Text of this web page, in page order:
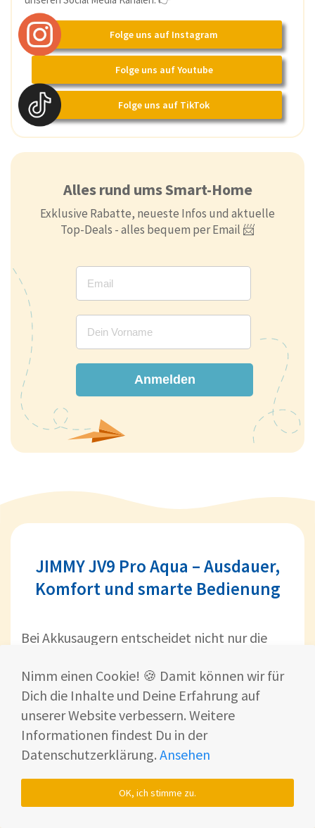
Folge uns auf Instagram
Folge uns auf Youtube
Folge uns auf TikTok
Alles rund ums Smart-Home
Exklusive Rabatte, neueste Infos und aktuelle
Top-Deals - alles bequem per Email 📨
Anmelden
JIMMY JV9 Pro Aqua – Ausdauer,
Komfort und smarte Bedienung
Bei Akkusaugern entscheidet nicht nur die
durchhalten, wie gut sie sich bedienen lassen
und ob man sie ohne Mühe einsetzen kann.
Der JIMMY JV9 Pro Aqua zeigt, dass auch
Geräte unter 300 Euro in Sachen
smarter Technikganz vorne mitspielen
können.
Nimm einen Cookie! 🍪 Damit können wir für
Dich die Inhalte und Deine Erfahrung auf
unserer Website verbessern. Weitere
Informationen findest Du in der
Datenschutzerklärung. Ansehen
OK, ich stimme zu.